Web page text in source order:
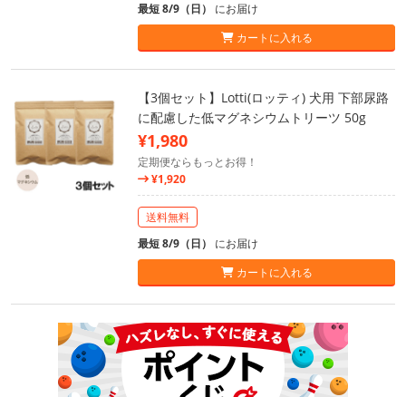
最短 8/9（日） にお届け
カートに入れる
【3個セット】Lotti(ロッティ) 犬用 下部尿路
に配慮した低マグネシウムトリーツ 50g
¥1,980
定期便ならもっとお得！
¥1,920
送料無料
最短 8/9（日） にお届け
カートに入れる